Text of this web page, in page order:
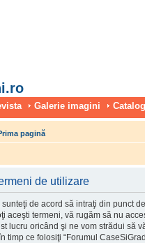
Galerie imagini
pagină
de utilizare
de acord să intraţi din punct
aceşti termeni, vă rugăm să nu
lucru oricând şi ne vom strădui să
timp ce folosiţi “Forumul